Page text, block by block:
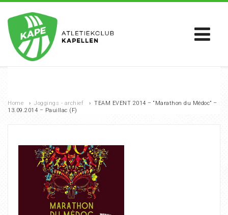
Home › Joggings - archief › TEAM EVENT 2014 – “Marathon du Médoc” –
13.09.2014 – Pauillac (F)